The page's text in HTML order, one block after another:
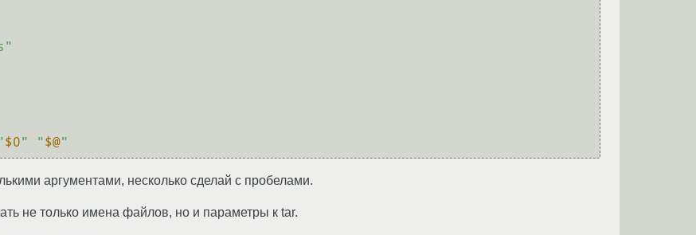
$0" "$@"
аргументами, несколько сделай с пробелами.
не только имена файлов, но и параметры к tar.